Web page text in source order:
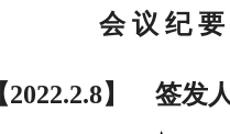
会 议 纪 要
2022.2.8】 签发